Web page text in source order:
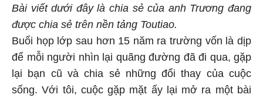
Bài viết dưới đây là chia sẻ của anh Trương đang
được chia sẻ trên nền tảng Toutiao.
Buổi họp lớp sau hơn 15 năm ra trường vốn là dịp
để mỗi người nhìn lại quãng đường đã đi qua, gặp
lại bạn cũ và chia sẻ những đổi thay của cuộc
sống. Với tôi, cuộc gặp mặt ấy lại mở ra một bài